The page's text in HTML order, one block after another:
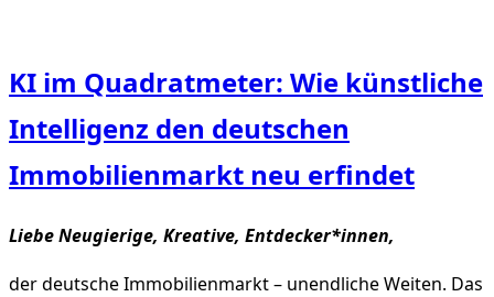
KI im Quadratmeter: Wie künstliche
Intelligenz den deutschen
Immobilienmarkt neu erfindet
Liebe Neugierige, Kreative, Entdecker*innen,
der deutsche Immobilienmarkt – unendliche Weiten. Das